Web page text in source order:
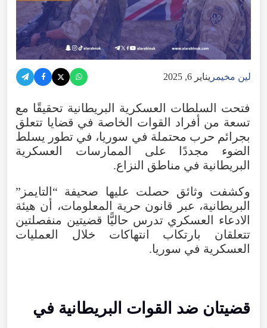
لين مخيمر يناير 6, 2025
فتحت السلطات العسكرية البريطانية تحقيقًا مع
تسعة من أفراد القوات الخاصة في قضايا تتعلق
بجرائم حرب محتملة في سوريا، في تطور يسلط
الضوء مجددًا على الممارسات العسكرية
البريطانية في مناطق النزاع.
وكشفت وثائق حصلت عليها صحيفة “التايمز”
البريطانية، عبر قانون حرية المعلومات، أن هيئة
الادعاء العسكري تدرس حاليًّا قضيتين منفصلتين
تتعلقان بارتكاب انتهاكات خلال العمليات
العسكرية في سوريا.
قضيتان ضد القوات البريطانية في